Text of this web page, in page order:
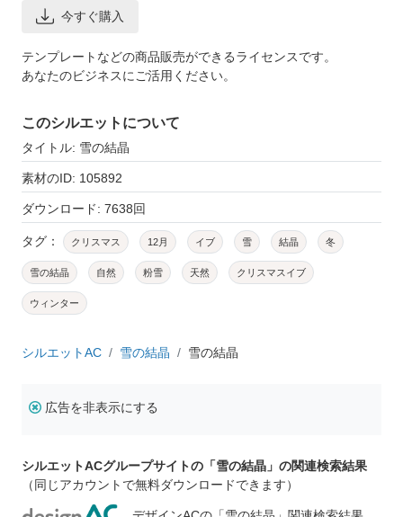
今すぐ購入
テンプレートなどの商品販売ができるライセンスです。
あなたのビジネスにご活用ください。
このシルエットについて
タイトル: 雪の結晶
素材のID: 105892
ダウンロード: 7638回
タグ： クリスマス 12月 イブ 雪 結晶 冬
雪の結晶 自然 粉雪 天然 クリスマスイブ
ウィンター
シルエットAC 雪の結晶 雪の結晶
広告を非表示にする
シルエットACグループサイトの「雪の結晶」の関連検索結果
（同じアカウントで無料ダウンロードできます）